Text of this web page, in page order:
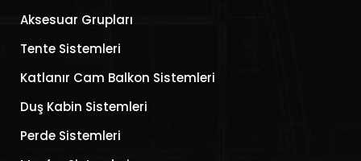
Aksesuar Grupları
Tente Sistemleri
Katlanır Cam Balkon Sistemleri
Duş Kabin Sistemleri
Perde Sistemleri